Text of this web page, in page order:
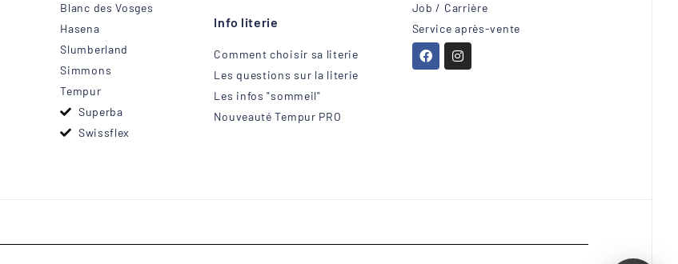
Blanc des Vosges
Hasena
Slumberland
Simmons
Tempur
Superba
Swissflex
Info literie
Comment choisir sa literie
Les questions sur la literie
Les infos "sommeil"
Nouveauté Tempur PRO
Job / Carrière
Service après-vente